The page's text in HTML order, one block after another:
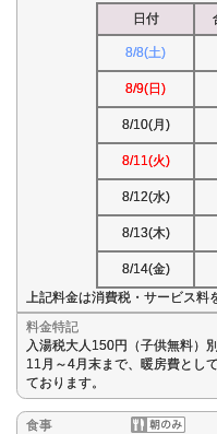
日付
8/8(土)
8/9(日)
8/10(月)
8/11(火)
8/12(水)
8/13(木)
8/14(金)
上記料金は消費税・サービス料
料金特記
入湯税大人150円（子供無料）
11月～4月末まで、暖房費とし
ております。
食事